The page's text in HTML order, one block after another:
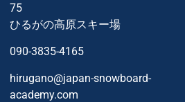
75
ひるがの高原スキー場
090-3835-4165
hirugano@japan-snowboard-
academy.com